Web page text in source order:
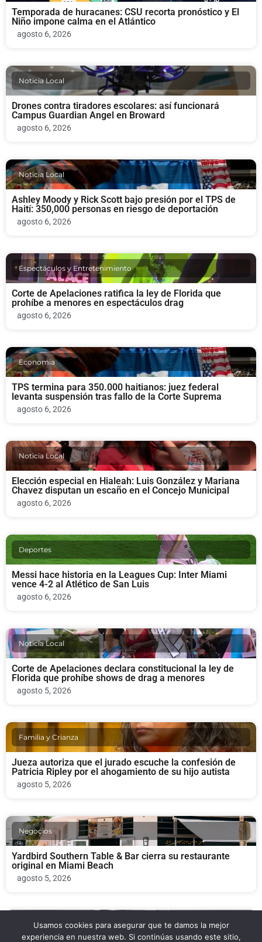
Temporada de huracanes: CSU recorta pronóstico y El
Niño impone calma en el Atlántico
agosto 6, 2026
Noticia Local
Drones contra tiradores escolares: así funcionará
Campus Guardian Angel en Broward
agosto 6, 2026
Noticia Local
Ashley Moody y Rick Scott bajo presión por el TPS de
Haití: 350,000 personas en riesgo de deportación
agosto 6, 2026
Espectáculos y Entretenimiento
Corte de Apelaciones ratifica la ley de Florida que
prohíbe a menores en espectáculos drag
agosto 6, 2026
Economia
TPS termina para 350.000 haitianos: juez federal
levanta suspensión tras fallo de la Corte Suprema
agosto 6, 2026
Noticia Local
Elección especial en Hialeah: Luis González y Mariana
Chavez disputan un escaño en el Concejo Municipal
agosto 6, 2026
Deportes
Messi hace historia en la Leagues Cup: Inter Miami
vence 4-2 al Atlético de San Luis
agosto 6, 2026
Noticia Local
Corte de Apelaciones declara constitucional la ley de
Florida que prohíbe shows de drag a menores
agosto 5, 2026
Familia y Crianza
Jueza autoriza que el jurado escuche la confesión de
Patricia Ripley por el ahogamiento de su hijo autista
agosto 5, 2026
Negocios
Yardbird Southern Table & Bar cierra su restaurante
original en Miami Beach
agosto 5, 2026
Economia
Usamos cookies para asegurar que te damos la mejor
experiencia en nuestra web. Si continúas usando este sitio,